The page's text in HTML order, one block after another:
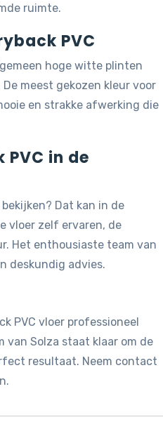
ruimte.
PVC
hoge witte plinten
meest gekozen kleur voor
en strakke afwerking die
in de
Dat kan in de
vloer zelf ervaren, de
Het enthousiaste team van
deskundig advies.
PVC vloer professioneel
van Solza staat klaar om de
resultaat. Neem contact